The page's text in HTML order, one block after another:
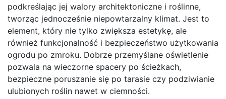
podkreślając jej walory architektoniczne i roślinne,
tworząc jednocześnie niepowtarzalny klimat. Jest to
element, który nie tylko zwiększa estetykę, ale
również funkcjonalność i bezpieczeństwo użytkowania
ogrodu po zmroku. Dobrze przemyślane oświetlenie
pozwala na wieczorne spacery po ścieżkach,
bezpieczne poruszanie się po tarasie czy podziwianie
ulubionych roślin nawet w ciemności.